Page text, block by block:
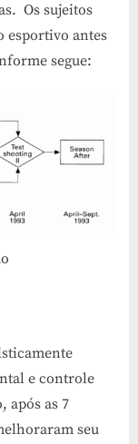
Os sujeitos
esportivo antes
segue:
e controle
após as 7
seu